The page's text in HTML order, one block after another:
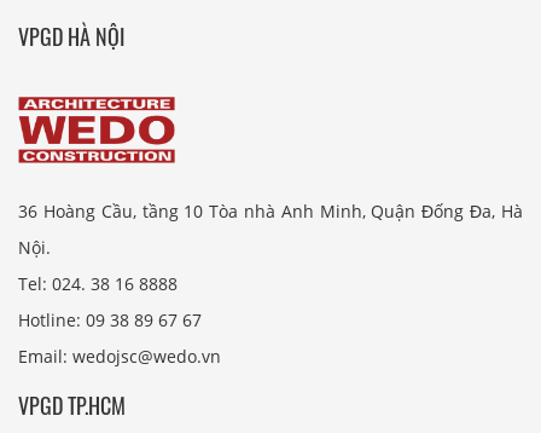
VPGD HÀ NỘI
36 Hoàng Cầu, tầng 10 Tòa nhà Anh Minh, Quận Đống Đa, Hà
Nội.
Tel: 024. 38 16 8888
Hotline: 09 38 89 67 67
Email: wedojsc@wedo.vn
VPGD TP.HCM